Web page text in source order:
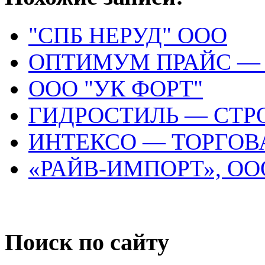
"СПБ НЕРУД" ООО
ОПТИМУМ ПРАЙС —
ООО "УК ФОРТ"
ГИДРОСТИЛЬ —
ИНТЕКСО —
«РАЙВ-ИМПОРТ»,
Поиск по сайту